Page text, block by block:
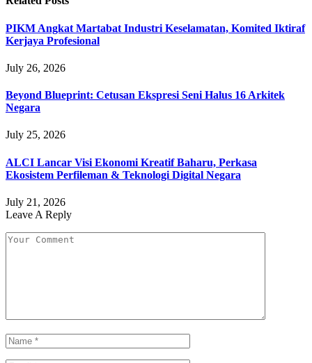
PIKM Angkat Martabat Industri Keselamatan, Komited Iktiraf
Kerjaya Profesional
July 26, 2026
Beyond Blueprint: Cetusan Ekspresi Seni Halus 16 Arkitek
Negara
July 25, 2026
ALCI Lancar Visi Ekonomi Kreatif Baharu, Perkasa
Ekosistem Perfileman & Teknologi Digital Negara
July 21, 2026
Leave A Reply